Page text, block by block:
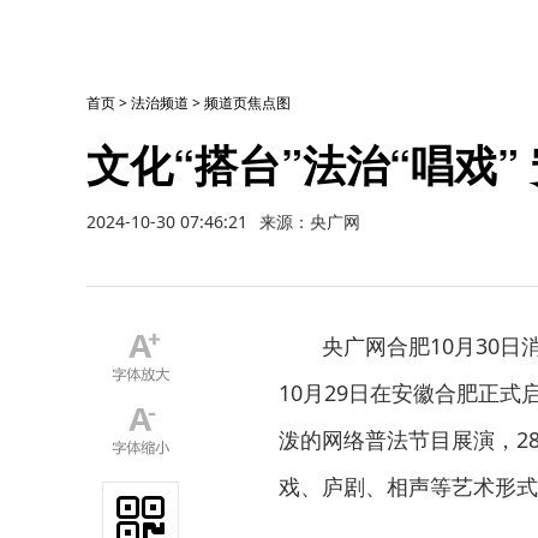
首页>法治频道 >频道页焦点图
文化“搭台”法治“唱戏
2024-10-30 07:46:21 来源：央广网
央广网合肥10月30日
10月29日在安徽合肥正式
泼的网络普法节目展演，
戏、庐剧、相声等艺术形